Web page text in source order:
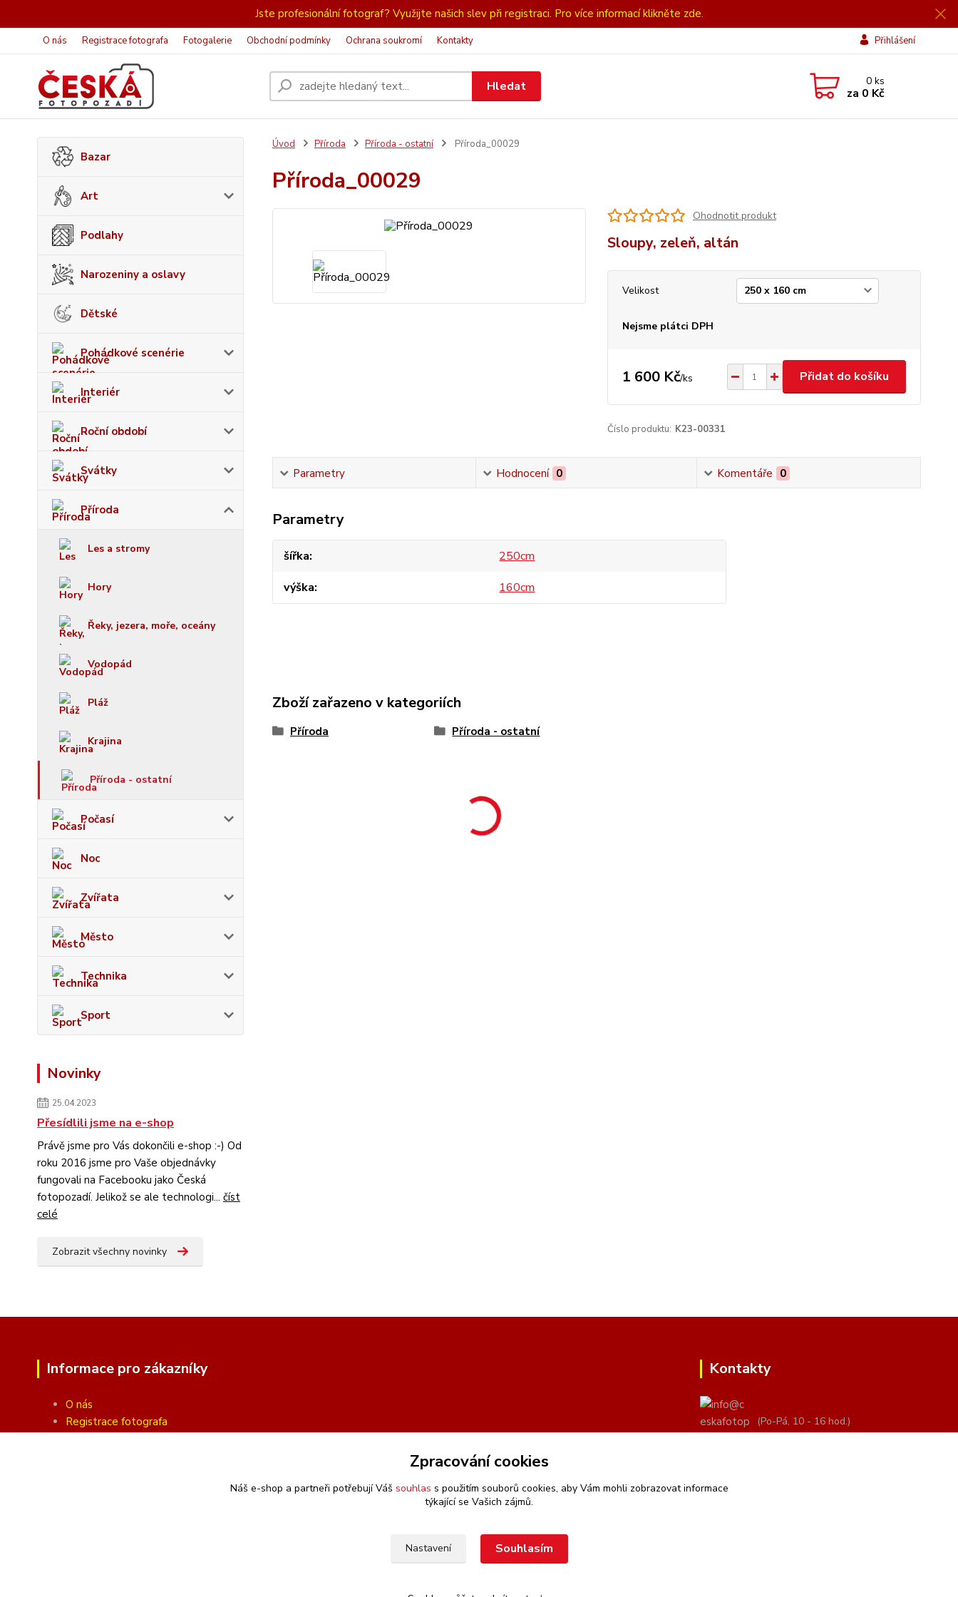
Jste profesionální fotograf? Využijte našich slev při registraci. Pro více informací klikněte zde.
O nás Registrace fotografa Fotogalerie Obchodní podmínky Ochrana soukromí Kontakty Přihlášení
Hledat 0ks
za 0 Kč
Bazar
Art
Podlahy
Narozeniny a oslavy
Dětské
Pohádkové scenérie
Interiér
Roční období
Svátky
Příroda
Les a stromy
Hory
Řeky, jezera, moře, oceány
Vodopád
Pláž
Krajina
Příroda - ostatní
Počasí
Noc
Zvířata
Město
Technika
Sport
Novinky
25.04.2023
Přesídlili jsme na e-shop
Právě jsme pro Vás dokončili e-shop :-) Od
roku 2016 jsme pro Vaše objednávky
fungovali na Facebooku jako Česká
fotopozadí. Jelikož se ale technologi... číst
celé
Zobrazit všechny novinky
Úvod Příroda Příroda - ostatní Příroda_00029
Příroda_00029
Ohodnotit produkt
Sloupy, zeleň, altán
Velikost
Nejsme plátci DPH
1 600 Kč/ks Přidat do košíku
Číslo produktu: K23-00331
Parametry Hodnocení 0 Komentáře 0
Parametry
šířka
250cm
výška
160cm
Zboží zařazeno v kategoriích
Příroda Příroda - ostatní
Informace pro zákazníky
O nás
Registrace fotografa
Kontakty
(Po-Pá, 10 - 16 hod.)
Zpracování cookies
Náš e-shop a partneři potřebují Váš souhlas s použitím souborů cookies, aby Vám mohli zobrazovat informace
týkající se Vašich zájmů.
Nastavení Souhlasím